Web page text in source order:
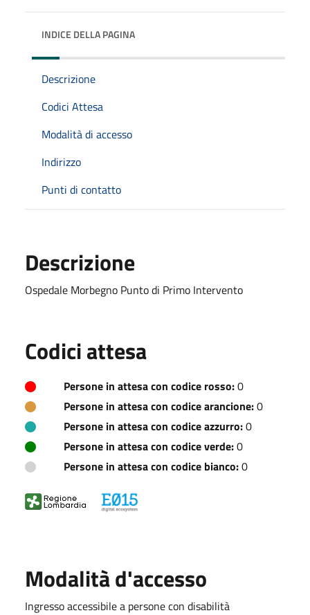
INDICE DELLA PAGINA
Descrizione
Codici Attesa
Modalità di accesso
Indirizzo
Punti di contatto
Descrizione
Ospedale Morbegno Punto di Primo Intervento
Codici attesa
Persone in attesa con codice rosso:0
Persone in attesa con codice arancione:0
Persone in attesa con codice azzurro:0
Persone in attesa con codice verde:0
Persone in attesa con codice bianco:0
Modalità d'accesso
Ingresso accessibile a persone con disabilità